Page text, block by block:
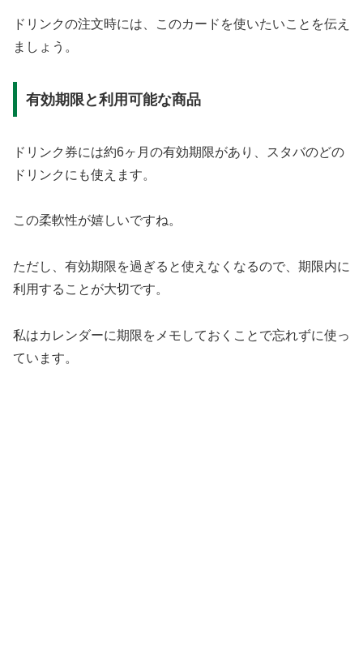
ドリンクの注文時には、このカードを使いたいことを伝え
ましょう。
有効期限と利用可能な商品
ドリンク券には約6ヶ月の有効期限があり、スタバのどの
ドリンクにも使えます。
この柔軟性が嬉しいですね。
ただし、有効期限を過ぎると使えなくなるので、期限内に
利用することが大切です。
私はカレンダーに期限をメモしておくことで忘れずに使っ
ています。